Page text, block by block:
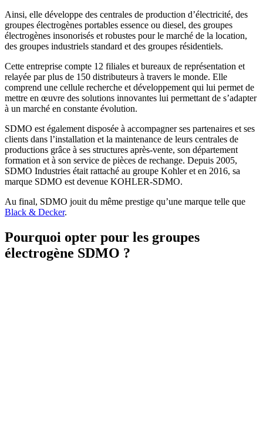
Ainsi, elle développe des centrales de production d’électricité, des
groupes électrogènes portables essence ou diesel, des groupes
électrogènes insonorisés et robustes pour le marché de la location,
des groupes industriels standard et des groupes résidentiels.
Cette entreprise compte 12 filiales et bureaux de représentation et
relayée par plus de 150 distributeurs à travers le monde. Elle
comprend une cellule recherche et développement qui lui permet de
mettre en œuvre des solutions innovantes lui permettant de s’adapter
à un marché en constante évolution.
SDMO est également disposée à accompagner ses partenaires et ses
clients dans l’installation et la maintenance de leurs centrales de
productions grâce à ses structures après-vente, son département
formation et à son service de pièces de rechange. Depuis 2005,
SDMO Industries était rattaché au groupe Kohler et en 2016, sa
marque SDMO est devenue KOHLER-SDMO.
Au final, SDMO jouit du même prestige qu’une marque telle que
Black & Decker.
Pourquoi opter pour les groupes
électrogène SDMO ?